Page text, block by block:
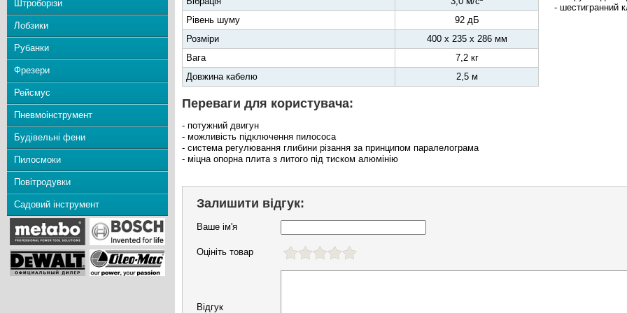
Штроборізи
Лобзики
Рубанки
Фрезери
Рейсмус
Пневмоінструмент
Будівельні фени
Пилосмоки
Повітродувки
Садовий інструмент
Рівень шуму
92 дБ
Розміри
400 х 235 х 286 мм
Вага
7,2 кг
Довжина кабелю
2,5 м
- шестигранний
Переваги для користувача:
- потужний двигун
- можливість підключення пилососа
- система регулювання глибини різання за принципом паралелограма
- міцна опорна плита з литого під тиском алюмінію
Залишити відгук:
Ваше ім'я
Оцініть товар
Відгук